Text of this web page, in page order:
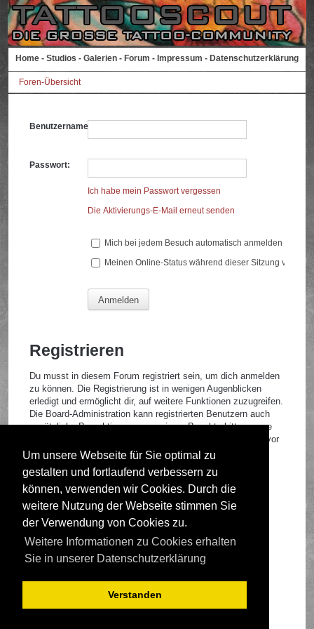
Um unsere Webseite für Sie optimal zu
gestalten und fortlaufend verbessern zu
können, verwenden wir Cookies. Durch die
weitere Nutzung der Webseite stimmen Sie
der Verwendung von Cookies zu.
Weitere Informationen zu Cookies erhalten
Sie in unserer Datenschutzerklärung
Verstanden
Home - Studios - Galerien - Forum - Impressum - Datenschutzerklärung
Foren-Übersicht
Benutzername:
Passwort:
Ich habe mein Passwort vergessen
Die Aktivierungs-E-Mail erneut senden
Mich bei jedem Besuch automatisch anmelden
Meinen Online-Status während dieser Sitzung
Registrieren
Du musst in diesem Forum registriert sein, um dich anmelden
zu können. Die Registrierung ist in wenigen Augenblicken
erledigt und ermöglicht dir, auf weitere Funktionen zuzugreifen.
Die Board-Administration kann registrierten Benutzern auch
zusätzliche Berechtigungen zuweisen. Beachte bitte unsere
Nutzungsbedingungen und die verwandten Regelungen, bevor
du dich registrierst. Bitte beachte auch die jeweiligen
Forenregeln, wenn du dich in diesem Board bewegst.
Nutzungsbedingungen|Datenschutzrichtlinie
Registrieren
Foren-Übersicht
Deutsche Übersetzung durchphpBB.de